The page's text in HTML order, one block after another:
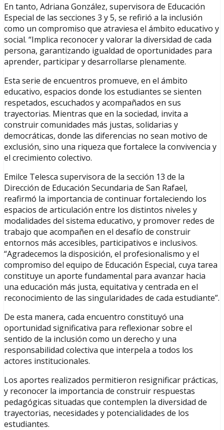
En tanto, Adriana González, supervisora de Educación
Especial de las secciones 3 y 5, se refirió a la inclusión
como un compromiso que atraviesa el ámbito educativo y
social. “Implica reconocer y valorar la diversidad de cada
persona, garantizando igualdad de oportunidades para
aprender, participar y desarrollarse plenamente.
Esta serie de encuentros promueve, en el ámbito
educativo, espacios donde los estudiantes se sienten
respetados, escuchados y acompañados en sus
trayectorias. Mientras que en la sociedad, invita a
construir comunidades más justas, solidarias y
democráticas, donde las diferencias no sean motivo de
exclusión, sino una riqueza que fortalece la convivencia y
el crecimiento colectivo.
Emilce Telesca supervisora de la sección 13 de la
Dirección de Educación Secundaria de San Rafael,
reafirmó la importancia de continuar fortaleciendo los
espacios de articulación entre los distintos niveles y
modalidades del sistema educativo, y promover redes de
trabajo que acompañen en el desafío de construir
entornos más accesibles, participativos e inclusivos.
“Agradecemos la disposición, el profesionalismo y el
compromiso del equipo de Educación Especial, cuya tarea
constituye un aporte fundamental para avanzar hacia
una educación más justa, equitativa y centrada en el
reconocimiento de las singularidades de cada estudiante”.
De esta manera, cada encuentro constituyó una
oportunidad significativa para reflexionar sobre el
sentido de la inclusión como un derecho y una
responsabilidad colectiva que interpela a todos los
actores institucionales.
Los aportes realizados permitieron resignificar prácticas,
y reconocer la importancia de construir respuestas
pedagógicas situadas que contemplen la diversidad de
trayectorias, necesidades y potencialidades de los
estudiantes.